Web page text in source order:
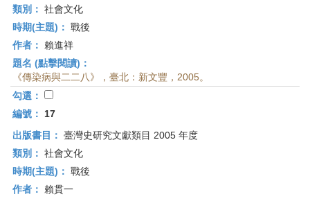
類別： 社會文化
時期(主題)： 戰後
作者：
賴進祥
題名 (點擊閱讀)：
《傳染病與二二八》，臺北：新文豐，2005。
勾選：
編號：
17
出版書目： 臺灣史研究文獻類目 2005 年度
類別： 社會文化
時期(主題)： 戰後
作者：
賴貫一